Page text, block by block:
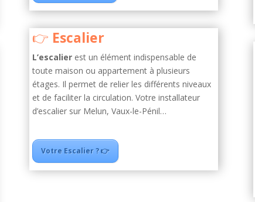
Escalier
L’escalierest un élément indispensable de
toute maison ou appartement à plusieurs
étages. Il permet de relier les différents niveaux
et de faciliter la circulation. Votre installateur
d’escalier sur Melun, Vaux-le-Pénil…
Votre Escalier ? 👉